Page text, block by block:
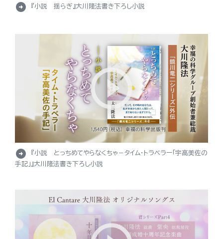
arrow_circle_right 『小説 揺らぎ』大川隆法書き下ろし小説
arrow_circle_right
『小説 とっちめてやらなくちゃ－タイム・トラベラー「宇高美佐の
手記」』大川隆法書き下ろし小説